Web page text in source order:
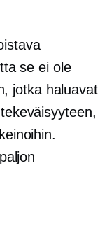
se ei ole
jotka haluavat